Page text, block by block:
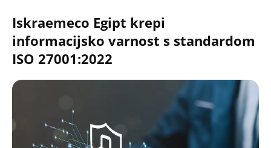
Iskraemeco Egipt krepi
informacijsko varnost s standardom
ISO 27001:2022